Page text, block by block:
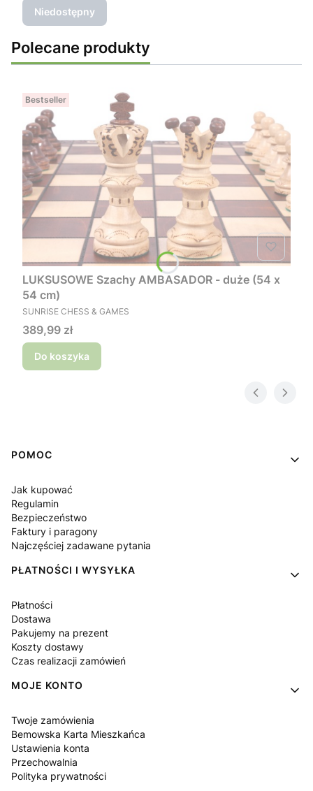
Niedostępny
Polecane produkty
Bestseller
LUKSUSOWE Szachy AMBASADOR - duże (54 x
54 cm)
PRODUCENT
SUNRISE CHESS & GAMES
Cena
389,99 zł
Do koszyka
Linki w stopce
POMOC
Jak kupować
Regulamin
Bezpieczeństwo
Faktury i paragony
Najczęściej zadawane pytania
PŁATNOŚCI I WYSYŁKA
Płatności
Dostawa
Pakujemy na prezent
Koszty dostawy
Czas realizacji zamówień
MOJE KONTO
Twoje zamówienia
Bemowska Karta Mieszkańca
Ustawienia konta
Przechowalnia
Polityka prywatności